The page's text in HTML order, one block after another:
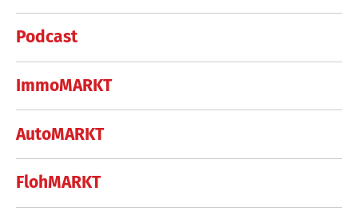
Podcast
ImmoMARKT
AutoMARKT
FlohMARKT